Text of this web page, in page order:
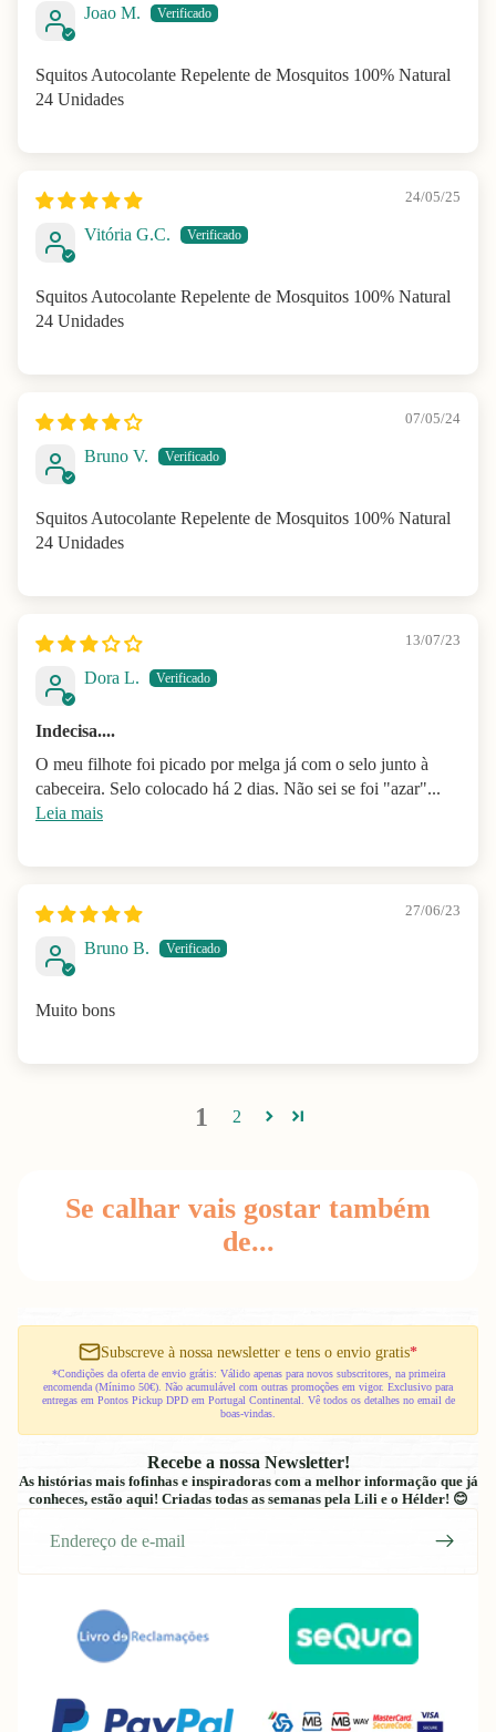
Joao M.
Squitos Autocolante Repelente de Mosquitos 100% Natural
24 Unidades
24/05/25
Vitória G.C.
Squitos Autocolante Repelente de Mosquitos 100% Natural
24 Unidades
07/05/24
Bruno V.
Squitos Autocolante Repelente de Mosquitos 100% Natural
24 Unidades
13/07/23
Dora L.
Indecisa....
O meu filhote foi picado por melga já com o selo junto à
cabeceira. Selo colocado há 2 dias. Não sei se foi "azar"...
Leia mais
27/06/23
Bruno B.
Muito bons
1 2
Se calhar vais gostar também
de...
Subscreve à nossa newsletter e tens o envio gratis*
*Condições da oferta de envio grátis: Válido apenas para novos subscritores, na primeira
encomenda (Mínimo 50€). Não acumulável com outras promoções em vigor. Exclusivo para
entregas em Pontos Pickup DPD em Portugal Continental. Vê todos os detalhes no email de
boas-vindas.
Recebe a nossa Newsletter!
As histórias mais fofinhas e inspiradoras com a melhor informação que já
conheces, estão aqui! Criadas todas as semanas pela Lili e o Hélder! 😊